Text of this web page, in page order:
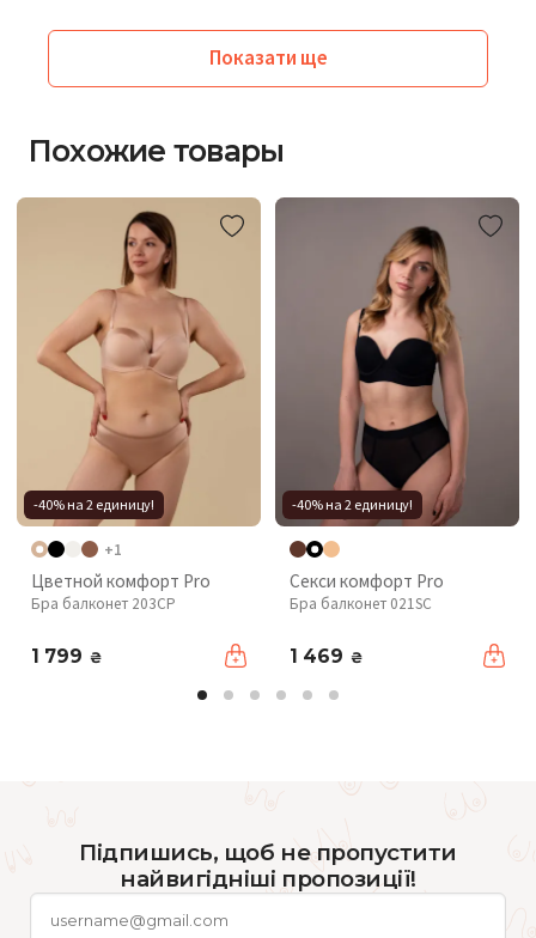
Показати ще
Похожие товары
-40% на 2 единицу!
+1
Цветной комфорт Pro
Бра балконет 203CP
1 799 ₴
-40% на 2 единицу!
Секси комфорт Pro
Бра балконет 021SC
1 469 ₴
Підпишись, щоб не пропустити
найвигідніші пропозиції!